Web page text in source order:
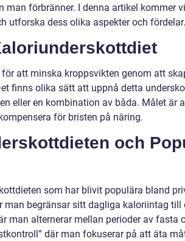
man förbränner. I denna artikel kommer
utforska dess olika aspekter och fördelar.
att minska kroppsvikten genom att
finns olika sätt att uppnå detta
eller en kombination av båda. Målet är
för bristen på näring.
och
som har blivit populära bland
man begränsar sitt dagliga kaloriintag
man alternerar mellan perioder av fasta
där man fokuserar på att äta